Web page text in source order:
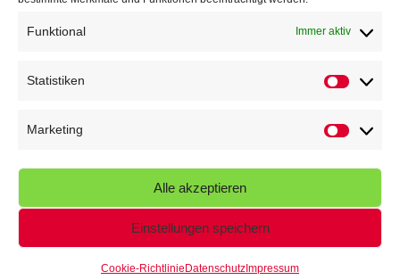
Funktional Immer aktiv
Statistiken
Marketing
Alle akzeptieren
Einstellungen speichern
Cookie-Richtlinie Datenschutz Impressum
Schnuppertag
Kindersportfest